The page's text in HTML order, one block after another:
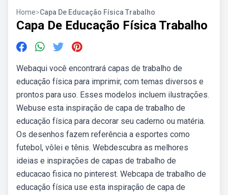
Home>Capa De Educação Física Trabalho
Capa De Educação Física Trabalho
Webaqui você encontrará capas de trabalho de
educação física para imprimir, com temas diversos e
prontos para uso. Esses modelos incluem ilustrações.
Webuse esta inspiração de capa de trabalho de
educação física para decorar seu caderno ou matéria.
Os desenhos fazem referência a esportes como
futebol, vôlei e tênis. Webdescubra as melhores
ideias e inspirações de capas de trabalho de
educacao fisica no pinterest. Webcapa de trabalho de
educação física use esta inspiração de capa de